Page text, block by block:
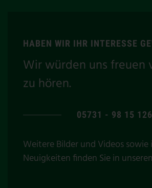
HABEN WIR IHR INTERESSE
Wir würden uns freuen
zu hören.
05731 - 98 15 126
Weitere Bilder und Videos
Neuigkeiten finden Sie in